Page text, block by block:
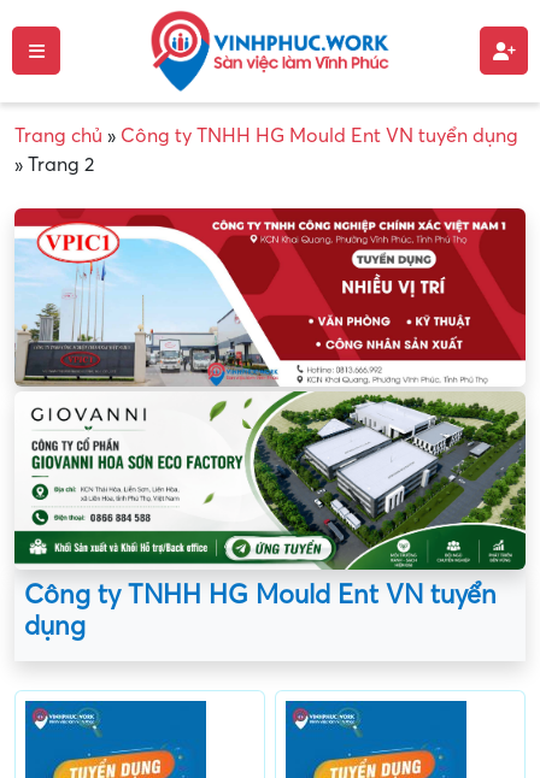
Trang chủ » Công ty TNHH HG Mould Ent VN tuyển dụng
» Trang 2
Công ty TNHH HG Mould Ent VN tuyển
dụng